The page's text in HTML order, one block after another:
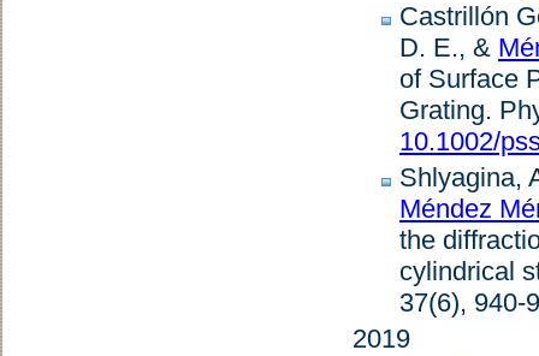
Castrillón
D. E., &
of Surface
Grating.
10.1002/
Shlyagina,
Méndez
the
cylindrical
37(6), 940-
2019